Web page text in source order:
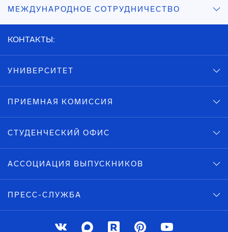
МЕЖДУНАРОДНОЕ СОТРУДНИЧЕСТВО
КОНТАКТЫ:
УНИВЕРСИТЕТ
ПРИЕМНАЯ КОМИССИЯ
СТУДЕНЧЕСКИЙ ОФИС
АССОЦИАЦИЯ ВЫПУСКНИКОВ
ПРЕСС-СЛУЖБА